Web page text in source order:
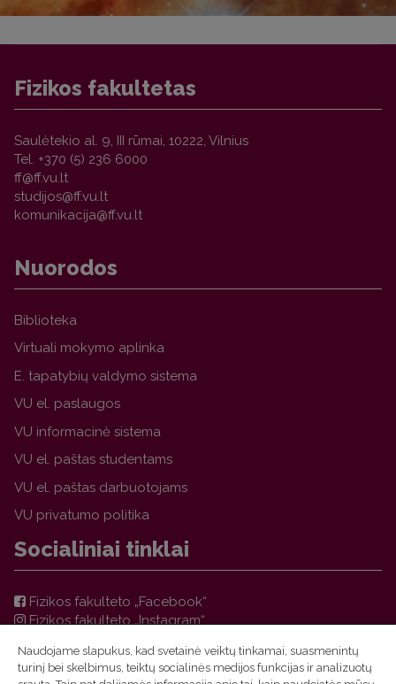
Fizikos fakultetas
Saulėtekio al. 9, III rūmai, 10222, Vilnius
Tel. +370 (5) 236 6000
Nuorodos
Biblioteka
Virtuali mokymo aplinka
E. tapatybių valdymo sistema
VU el. paslaugos
VU informacinė sistema
VU el. paštas studentams
VU el. paštas darbuotojams
VU privatumo politika
Socialiniai tinklai
Fizikos fakulteto „Facebook“
Fizikos fakulteto „Instagram“
VU FF TFAI Molėtų astronomijos observatorijos
„Facebook“
Naudojame slapukus, kad svetainė veiktų tinkamai, suasmenintų
turinį bei skelbimus, teiktų socialinės medijos funkcijas ir analizuotų